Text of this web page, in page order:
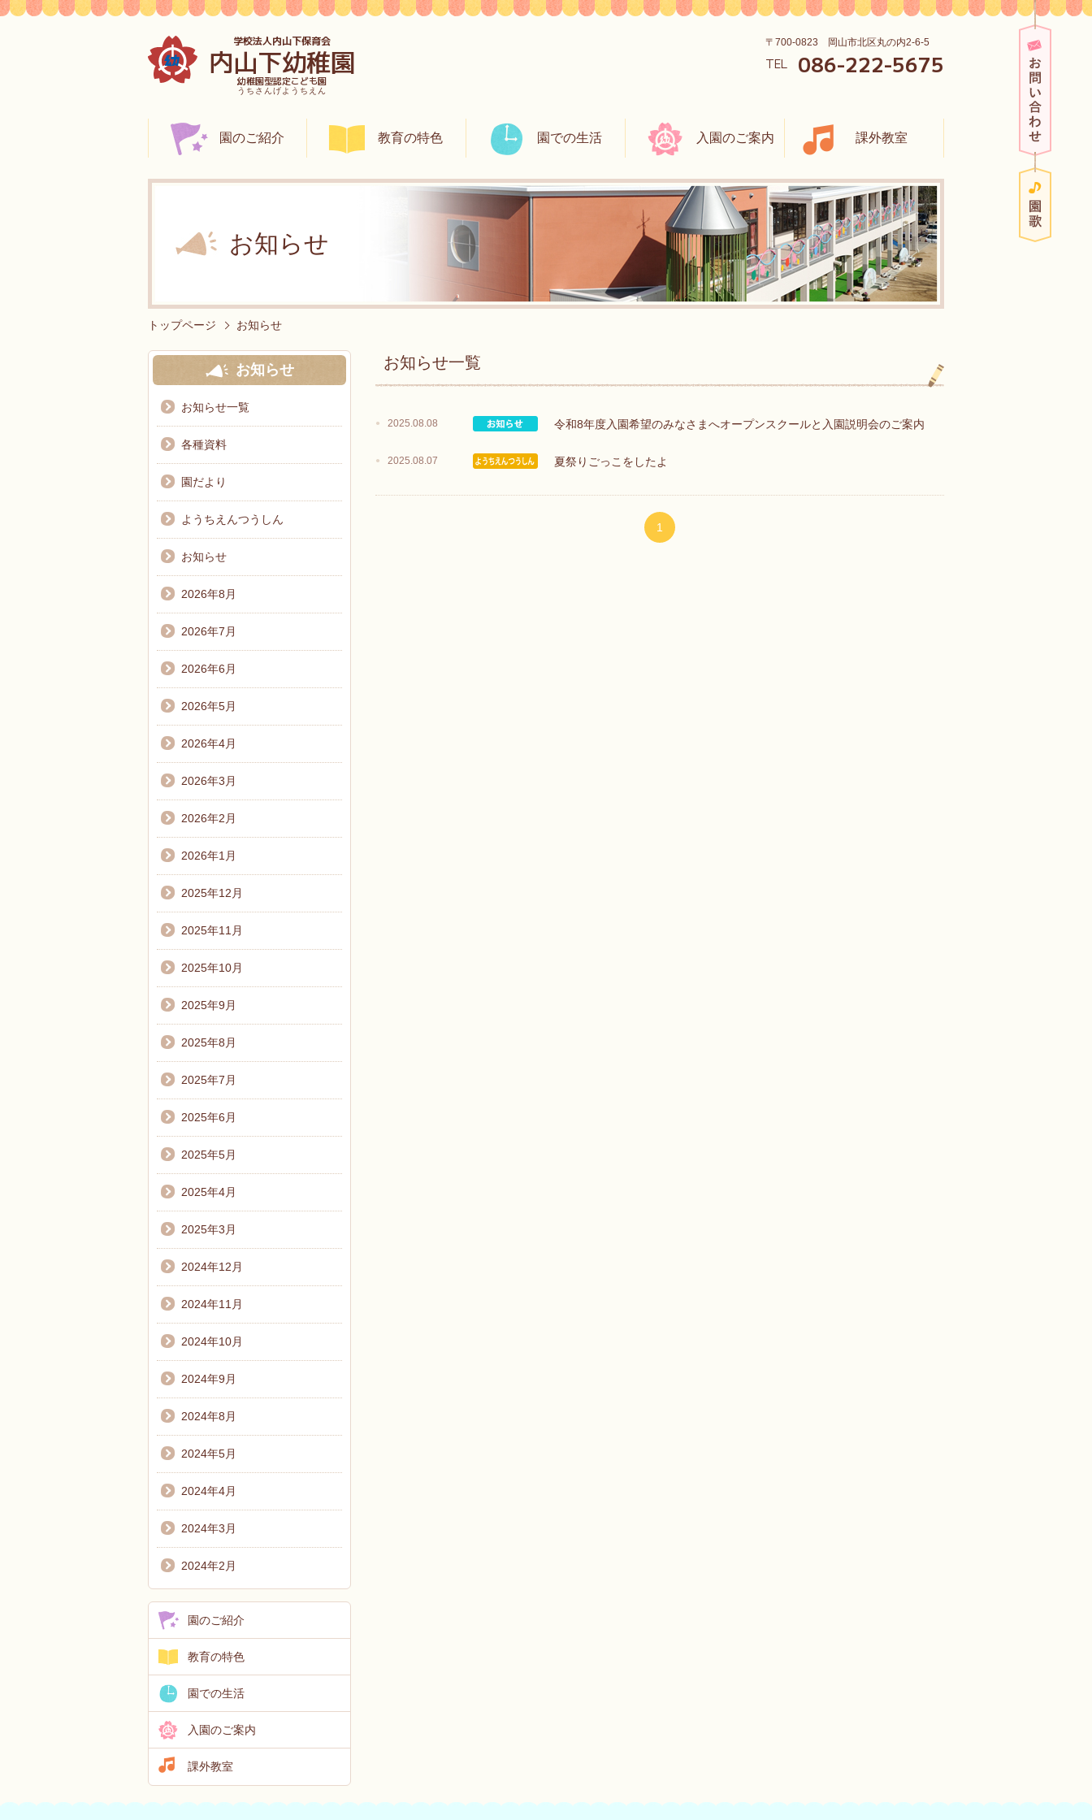
学校法人内山下保育会
内山下幼稚園
幼稚園型認定こども園
うちさんげようちえん
〒700-0823 岡山市北区丸の内2-6-5
TEL 086-222-5675
園のご紹介 教育の特色 園での生活 入園のご案内 課外教室
お知らせ
トップページ お知らせ
お知らせ一覧
2025.08.08 令和8年度入園希望のみなさまへオープンスクールと入園説明会のご案内
2025.08.07 夏祭りごっこをしたよ
1
お知らせ
お知らせ一覧
各種資料
園だより
ようちえんつうしん
お知らせ
2026年8月
2026年7月
2026年6月
2026年5月
2026年4月
2026年3月
2026年2月
2026年1月
2025年12月
2025年11月
2025年10月
2025年9月
2025年8月
2025年7月
2025年6月
2025年5月
2025年4月
2025年3月
2024年12月
2024年11月
2024年10月
2024年9月
2024年8月
2024年5月
2024年4月
2024年3月
2024年2月
園のご紹介
教育の特色
園での生活
入園のご案内
課外教室